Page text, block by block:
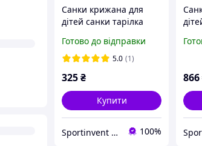
Санки крижана для
дітей санки тарілка
Sport Super Speed сині
Готово до відправки
5.0 (1)
325₴
Купити
Sportinvent - спортивний інтернет магазин 100%
866